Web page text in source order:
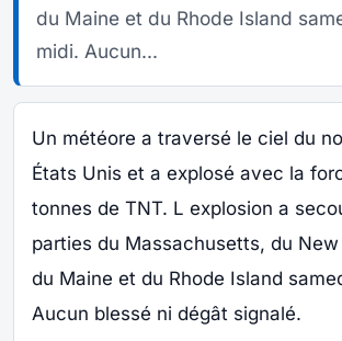
du Maine et du Rhode Island
midi. Aucun...
Un météore a traversé le ciel du
États Unis et a explosé avec la
tonnes de TNT. L explosion a
parties du Massachusetts, du
du Maine et du Rhode Island
Aucun blessé ni dégât signalé.